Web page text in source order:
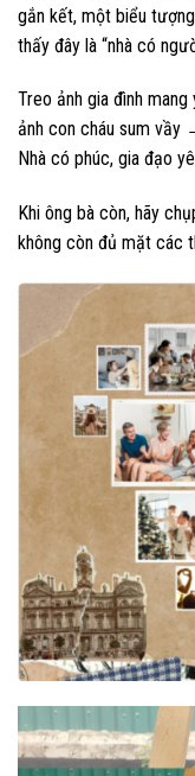
gắn kết, một biểu
thấy đây là “nhà có
Treo ảnh gia đình
ảnh con cháu sum
Nhà có phúc, gia đạo
Khi ông bà còn, hãy
không còn đủ mặt các